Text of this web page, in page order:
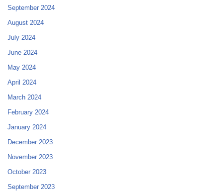
September 2024
August 2024
July 2024
June 2024
May 2024
April 2024
March 2024
February 2024
January 2024
December 2023
November 2023
October 2023
September 2023